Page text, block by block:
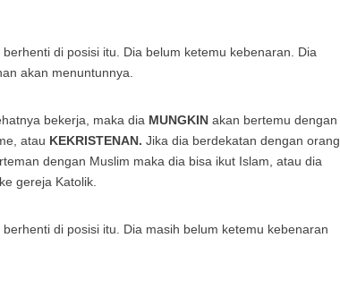
di posisi itu. Dia belum ketemu kebenaran. Dia
akan menuntunnya.
bekerja, maka dia MUNGKIN akan bertemu dengan
atau KEKRISTENAN. Jika dia berdekatan dengan orang
dengan Muslim maka dia bisa ikut Islam, atau dia
gereja Katolik.
di posisi itu. Dia masih belum ketemu kebenaran